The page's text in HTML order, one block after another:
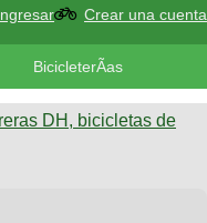
Crear una cuenta
BicicleterÃ­as
DH, bicicletas de